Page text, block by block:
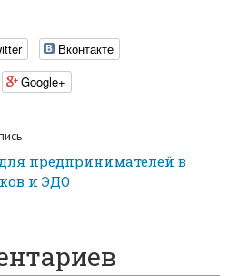
Вконтакте
Google+
предпринимателей в
и ЭДО